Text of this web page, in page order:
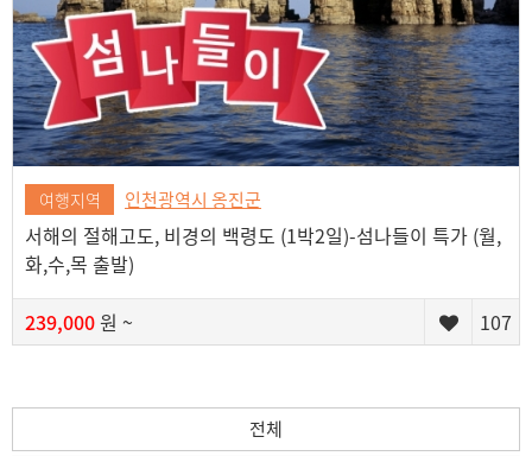
여행지역 인천광역시 옹진군
서해의 절해고도, 비경의 백령도 (1박2일)-섬나들이 특가 (월,
화,수,목 출발)
239,000원 ~ 107
전체